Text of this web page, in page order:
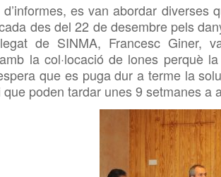
d’informes, es van abordar diverses
des del 22 de desembre pels
de SINMA, Francesc Giner,
la col·locació de lones perquè
que es puga dur a terme la
poden tardar unes 9 setmanes a